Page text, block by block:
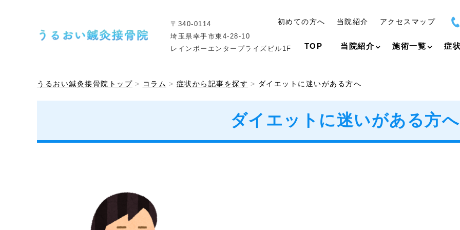
〒340-0114
埼玉県幸手市東4-28-10
レインボーエンタープライズビル1F
初めての方へ 当院紹介 アクセスマップ
TOP 当院紹介 施術一覧 症
うるおい鍼灸接骨院トップ コラム 症状から記事を探す ダイエットに迷いがある方へ
ダイエットに迷いがある方へ